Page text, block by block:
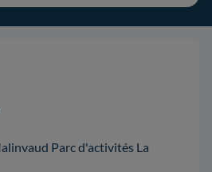
Parc d'activités La